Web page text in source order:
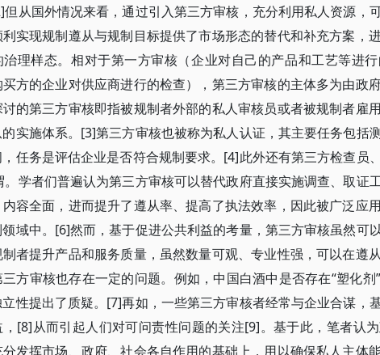
但从国外情况来看，通过引入第三方审核，充分利用私人资源，
实现规制遵从与规制目标提供了市场形态的替代和补充方案，
治理样态。相对于第一方审核（企业对自己的产品和工艺等进
买方的企业对供应商进行的检查），第三方审核的主体多为由政
的第三方审核即指被规制者外部的私人审核员或者被规制者雇
实施体系。[3]第三方审核也被称为私人认证，其主要任务包括
任务是评估企业是否符合规制要求。[4]此外还有第三方检查员
。学者们普遍认为第三方审核可以替代政府直接实施调查、取证
容全面，进而提升了遵从率、提高了执法效率，因此被广泛应
域中。[6]然而，基于促进公共利益的考量，第三方审核虽然可
者提升产品和服务质量，虽然数量可观、专业性强，可以在遵
方审核也存在一定的问题。例如，中国白酒中是否存在“塑化
性提出了质疑。[7]再如，一些第三方审核者经常与企业合谋，
，[8]从而引起人们对可问责性问题的关注[9]。基于此，笔者认
发挥市场、政府、社会各自作用的基础上，用以确保私人主体